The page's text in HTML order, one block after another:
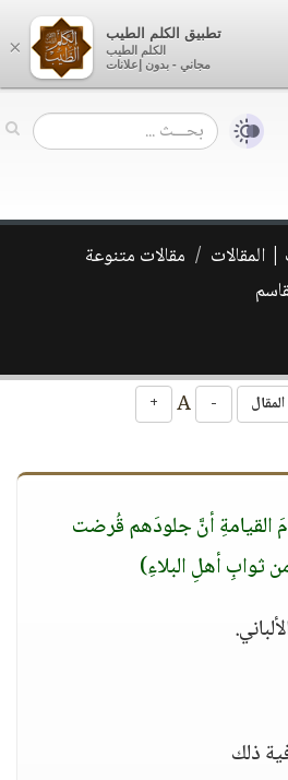
المقالات
مقالات متنوعة
-
+
القيامةِ أنَّ جلودَهم قُرضت
ثوابِ أهلِ البلاءِ)
ذلك
×
تطبيق الكلم الطيب
الكلم الطيب
مجاني - بدون إعلانات